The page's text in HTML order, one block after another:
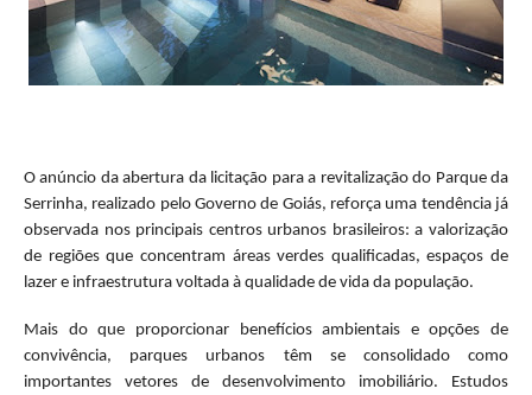
O anúncio da abertura da licitação para a revitalização do Parque da
Serrinha, realizado pelo Governo de Goiás, reforça uma tendência já
observada nos principais centros urbanos brasileiros: a valorização
de regiões que concentram áreas verdes qualificadas, espaços de
lazer e infraestrutura voltada à qualidade de vida da população.
Mais do que proporcionar benefícios ambientais e opções de
convivência, parques urbanos têm se consolidado como
importantes vetores de desenvolvimento imobiliário. Estudos